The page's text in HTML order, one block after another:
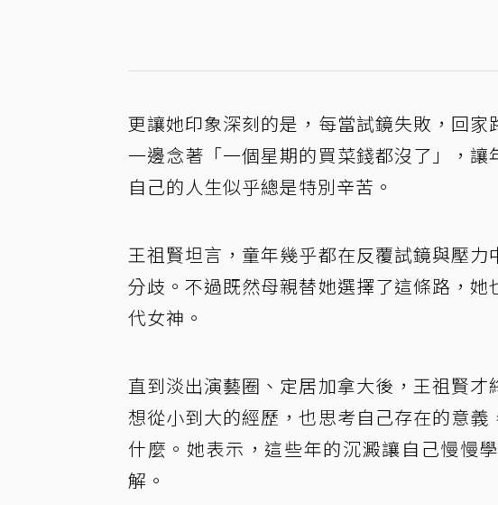
更讓她印象深刻的是，每當試鏡失敗，回
一邊念著「一個星期的買菜錢都沒了」，
自己的人生似乎總是特別辛苦。
王祖賢坦言，童年幾乎都在反覆試鏡與壓
分歧。不過既然母親替她選擇了這條路，
代女神。
直到淡出演藝圈、定居加拿大後，王祖賢
想從小到大的經歷，也思考自己存在的意
什麼。她表示，這些年的沉澱讓自己慢慢
解。